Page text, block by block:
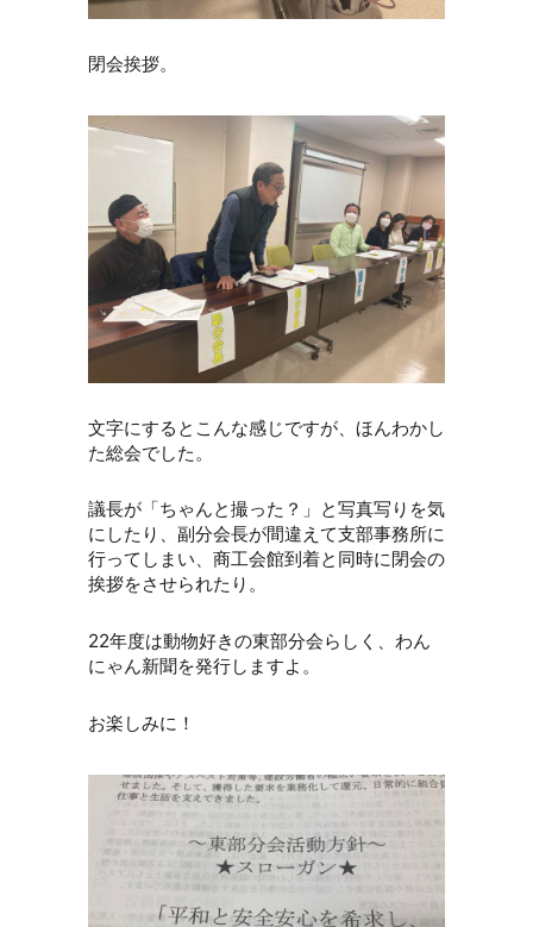
閉会挨拶。
文字にするとこんな感じですが、ほんわかし
た総会でした。
議長が「ちゃんと撮った？」と写真写りを気
にしたり、副分会長が間違えて支部事務所に
行ってしまい、商工会館到着と同時に閉会の
挨拶をさせられたり。
22年度は動物好きの東部分会らしく、わん
にゃん新聞を発行しますよ。
お楽しみに！